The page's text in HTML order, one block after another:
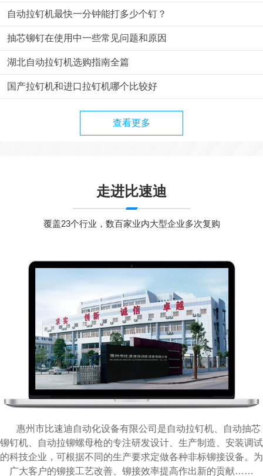
自动拉钉机最快一分钟能打多少个钉？
抽芯铆钉在使用中一些常见问题和原因
湖北自动拉钉机选购指南全篇
国产拉钉机和进口拉钉机哪个比较好
查看更多
走进比速迪
覆盖23个行业，数百家业内大型企业多次复购
惠州市比速迪自动化设备有限公司是自动拉钉机、自动抽芯
铆钉机、自动拉铆螺母枪的专注研发设计、生产制造、安装调试
的科技企业，可根据不同的生产要求定做各种非标铆接设备。为
广大客户的铆接工艺改善、铆接效率提高作出新的贡献……